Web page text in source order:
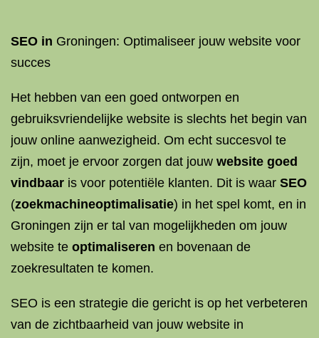
SEO in Groningen: Optimaliseer jouw website voor
succes
Het hebben van een goed ontworpen en
gebruiksvriendelijke website is slechts het begin van
jouw online aanwezigheid. Om echt succesvol te
zijn, moet je ervoor zorgen dat jouw website goed
vindbaar is voor potentiële klanten. Dit is waar SEO
(zoekmachineoptimalisatie) in het spel komt, en in
Groningen zijn er tal van mogelijkheden om jouw
website te optimaliseren en bovenaan de
zoekresultaten te komen.
SEO is een strategie die gericht is op het verbeteren
van de zichtbaarheid van jouw website in